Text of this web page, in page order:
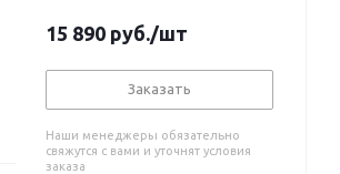
15 890 руб./шт
Заказать
Наши менеджеры обязательно
свяжутся с вами и уточнят условия
заказа